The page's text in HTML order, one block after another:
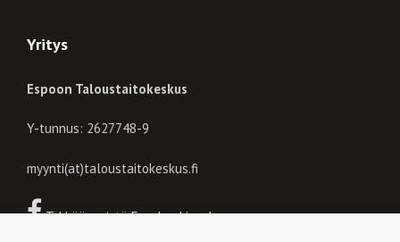
Yritys
Espoon Taloustaitokeskus
Y-tunnus: 2627748-9
myynti(at)taloustaitokeskus.fi
Tykkää meistä Facebookissa!